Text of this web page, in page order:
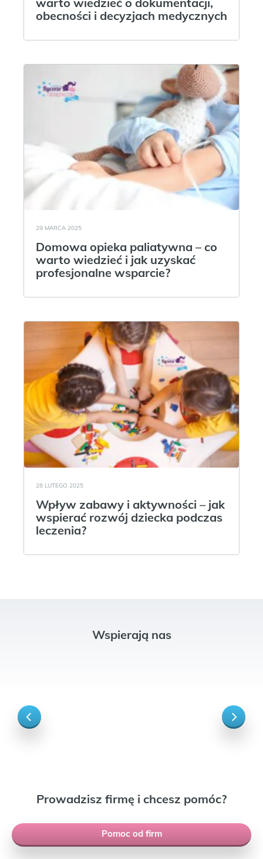
obecności i decyzjach medycznych
29 MARCA 2025
Domowa opieka paliatywna – co
warto wiedzieć i jak uzyskać
profesjonalne wsparcie?
28 LUTEGO 2025
Wpływ zabawy i aktywności – jak
wspierać rozwój dziecka podczas
leczenia?
Wspierają nas
Prowadzisz firmę i chcesz pomóc?
Pomoc od firm